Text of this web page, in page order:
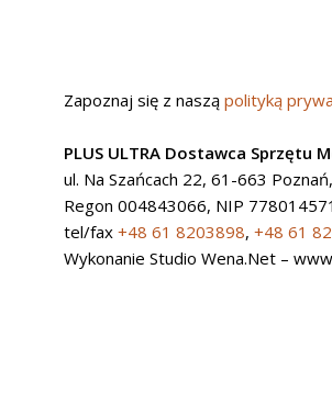
Zapoznaj się z nasząpolityką
PLUS ULTRA Dostawca Sprzętu
ul. Na Szańcach 22, 61-663 Poznań,
Regon 004843066, NIP
tel/fax+48 61 8203898,+48 61
Wykonanie Studio Wena.Net –